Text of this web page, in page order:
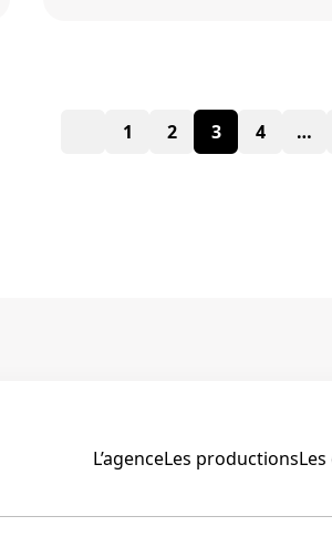
1 2 3 4 …
L’agenceLes productions